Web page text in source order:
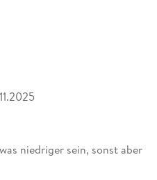
niedriger sein, sonst aber